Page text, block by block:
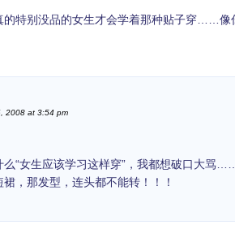
的特别没品的女生才会学着那种贴子穿……像
2008 at 3:54 pm
么“女生应该学习这样穿”，我都想破口大骂
，那发型，连头都不能转！！！